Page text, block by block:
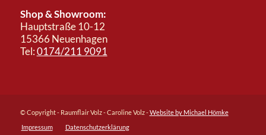
Shop & Showroom:
Hauptstraße 10-12
15366 Neuenhagen
Tel:0174/211 9091
© Copyright - Raumflair Volz - Caroline Volz -Website by Michael Hömke
Impressum
Datenschutzerklärung